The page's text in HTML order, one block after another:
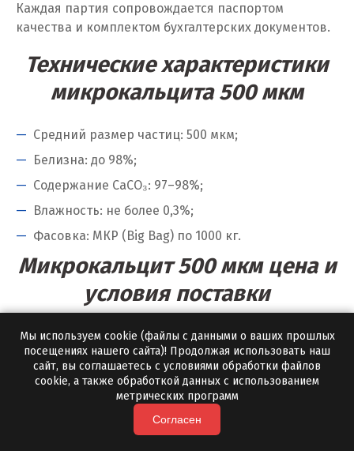
Щёлково
Югорск
Я
Ярославль
Каждая партия сопровождается паспортом
качества и комплектом бухгалтерских документов.
Технические характеристики
микрокальцита 500 мкм
Средний размер частиц: 500 мкм;
Белизна: до 98%;
Содержание CaCO₃: 97–98%;
Влажность: не более 0,3%;
Фасовка: МКР (Big Bag) по 1000 кг.
Микрокальцит 500 мкм цена и
условия поставки
Цена зависит от объема партии и региона
поставки. Минимальная отгрузка с нашей
доставкой — от 10 тонн.
Автотранспорт — оперативная доставка по
Мы используем cookie (файлы с данными о ваших прошлых
посещениях нашего сайта)! Продолжая использовать наш
сайт, вы соглашаетесь с условиями обработки файлов
cookie, а также обработкой данных с использованием
метрических программ
Согласен